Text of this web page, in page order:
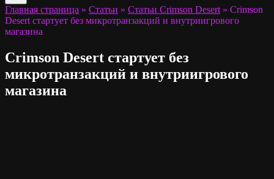
Главная страница » Статьи » Статьи Crimson Desert » Crimson
Desert стартует без микротранзакций и внутриигрового
магазина
Crimson Desert стартует без
микротранзакций и внутриигрового
магазина